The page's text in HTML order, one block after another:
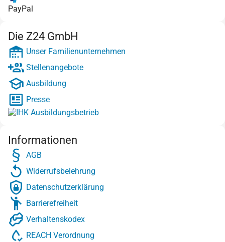
PayPal
Die Z24 GmbH
Unser Familienunternehmen
Stellenangebote
Ausbildung
Presse
Informationen
AGB
Widerrufsbelehrung
Datenschutzerklärung
Barrierefreiheit
Verhaltenskodex
REACH Verordnung